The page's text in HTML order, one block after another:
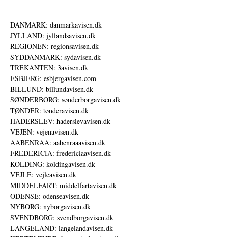
DANMARK: danmarkavisen.dk
JYLLAND: jyllandsavisen.dk
REGIONEN: regionsavisen.dk
SYDDANMARK: sydavisen.dk
TREKANTEN: 3avisen.dk
ESBJERG: esbjergavisen.com
BILLUND: billundavisen.dk
SØNDERBORG: sønderborgavisen.dk
TØNDER: tønderavisen.dk
HADERSLEV: haderslevavisen.dk
VEJEN: vejenavisen.dk
AABENRAA: aabenraaavisen.dk
FREDERICIA: fredericiaavisen.dk
KOLDING: koldingavisen.dk
VEJLE: vejleavisen.dk
MIDDELFART: middelfartavisen.dk
ODENSE: odenseavisen.dk
NYBORG: nyborgavisen.dk
SVENDBORG: svendborgavisen.dk
LANGELAND: langelandavisen.dk